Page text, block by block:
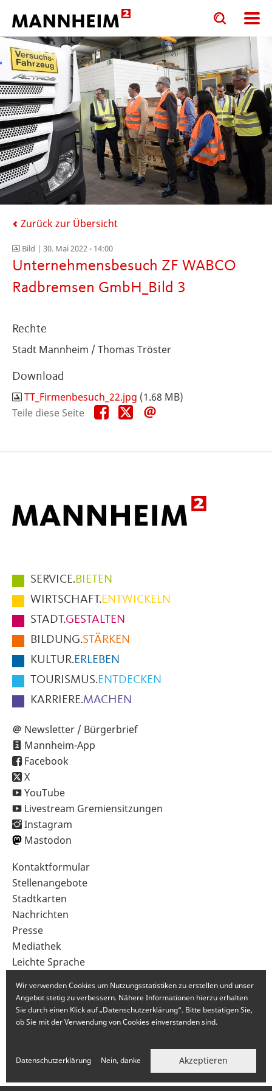
Toggle
search
input
Toggle
search
input
Zurück zur Übersicht
Bild | 30. Mai 2022 - 14:00
Unternehmensbesuch ZF WABCO
Radbremsen GmbH_Bild 3
Rechte
Stadt Mannheim / Thomas Tröster
Download
TT_Firmenbesuch_22.jpg (1.68 MB)
Teile diese Seite
Teile
diese
Teile
diese
Hauptmenüpunkte
im
Fußbereich
der
Seite
SERVICE.BIETEN
WIRTSCHAFT.ENTWICKELN
STADT.GESTALTEN
BILDUNG.STÄRKEN
KULTUR.ERLEBEN
TOURISMUS.ENTDECKEN
KARRIERE.MACHEN
Newsletter / Bürgerbrief
Mannheim-App
Facebook
X
YouTube
Livestream Gremiensitzungen
Instagram
Mastodon
Sekundärnavigation
im
Fußbereich
Kontaktformular
Stellenangebote
Stadtkarten
Nachrichten
Presse
Mediathek
Leichte Sprache
Wir verwenden Cookies um Nutzungsstatistiken zu erstellen und unser
Angebot stetig zu verbessern. Nähere Informationen hierzu erhalten
Sie durch einen Klick auf „Datenschutzerklärung“. Bitte bestätigen Sie,
ob Sie mit der Verwendung von Cookies einverstanden sind.
Datenschutzerklärung Nein, danke Akzeptieren